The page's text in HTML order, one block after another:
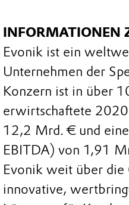
INFORMATIONEN
Evonik ist ein
Unternehmen der
Konzern ist in über
erwirtschaftete
12,2 Mrd. € und
EBITDA) von 1,91
Evonik weit über die
innovative,